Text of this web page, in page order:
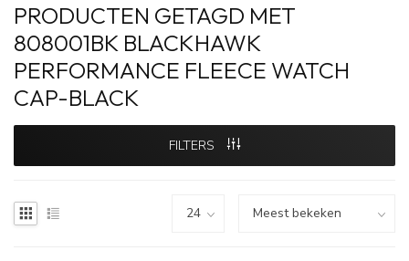
PRODUCTEN GETAGD MET
808001BK BLACKHAWK
PERFORMANCE FLEECE WATCH
CAP-BLACK
FILTERS